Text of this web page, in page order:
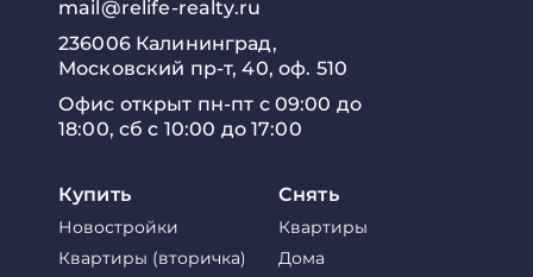
mail@relife-realty.ru
236006 Калининград,
Московский пр-т, 40, оф. 510
Офис открыт пн-пт с 09:00 до
18:00, сб с 10:00 до 17:00
Купить
Новостройки
Квартиры (вторичка)
Снять
Квартиры
Дома